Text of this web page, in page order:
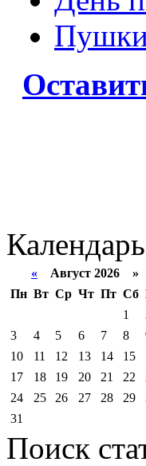
Календарь
« Август 2026 »
Пн Вт Ср Чт Пт Сб
1
3
4 5 6 7 8
10
11 12 13 14 15
17
18 19 20 21 22
24
25 26 27 28 29
31
Поиск